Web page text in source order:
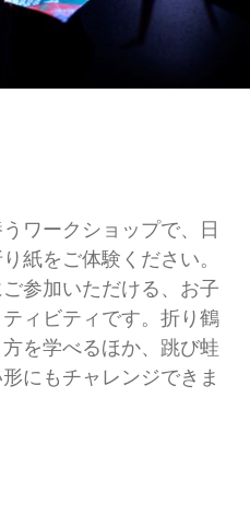
ワークショップで、日
紙をご体験ください。
参加いただける、お子
ィビティです。折り鶴
を学べるほか、跳び蛙
にもチャレンジできま